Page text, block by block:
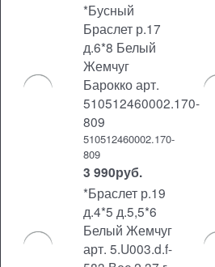
*Бусный
Браслет р.17
д.6*8 Белый
Жемчуг
Барокко арт.
510512460002.170-
809
510512460002.170-
809
3 990руб.
*Браслет р.19
д.4*5 д.5,5*6
Белый Жемчуг
арт. 5.U003.d.f-